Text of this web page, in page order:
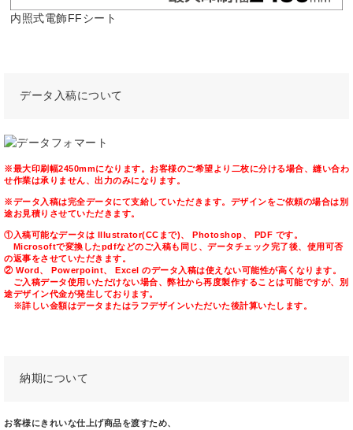
内照式電飾FFシート
データ入稿について
※最大印刷幅2450mmになります。お客様のご希望より二枚に分ける場合、縫い合わ
せ作業は承りません、出力のみになります。
※データ入稿は完全データにて支給していただきます。デザインをご依頼の場合は別
途お見積りさせていただきます。
①入稿可能なデータは Illustrator(CCまで)、 Photoshop、 PDF です。
Microsoftで変換したpdfなどのご入稿も同じ、データチェック完了後、使用可否
の返事をさせていただきます。
② Word、 Powerpoint、 Excel のデータ入稿は使えない可能性が高くなります。
ご入稿データ使用いただけない場合、弊社から再度製作することは可能ですが、別
途デザイン代金が発生しております。
※詳しい金額はデータまたはラフデザインいただいた後計算いたします。
納期について
お客様にきれいな仕上げ商品を渡すため、